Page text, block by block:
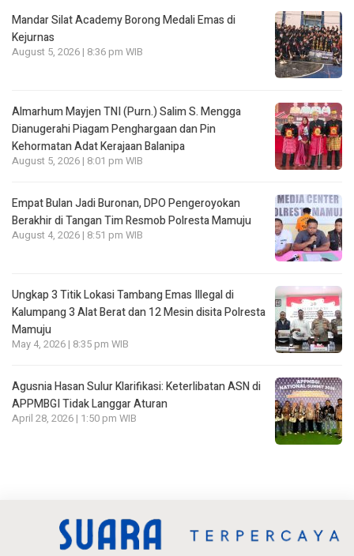
Mandar Silat Academy Borong Medali Emas di
Kejurnas
August 5, 2026 | 8:36 pm WIB
Almarhum Mayjen TNI (Purn.) Salim S. Mengga
Dianugerahi Piagam Penghargaan dan Pin
Kehormatan Adat Kerajaan Balanipa
August 5, 2026 | 8:01 pm WIB
Empat Bulan Jadi Buronan, DPO Pengeroyokan
Berakhir di Tangan Tim Resmob Polresta Mamuju
August 4, 2026 | 8:51 pm WIB
Ungkap 3 Titik Lokasi Tambang Emas Illegal di
Kalumpang 3 Alat Berat dan 12 Mesin disita Polresta
Mamuju
May 4, 2026 | 8:35 pm WIB
Agusnia Hasan Sulur Klarifikasi: Keterlibatan ASN di
APPMBGI Tidak Langgar Aturan
April 28, 2026 | 1:50 pm WIB